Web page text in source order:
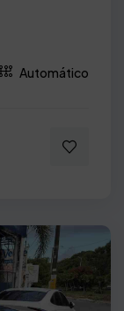
Automático